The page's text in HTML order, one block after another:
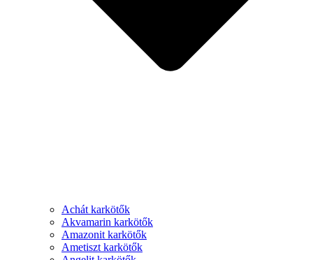
Achát karkötők
Akvamarin karkötők
Amazonit karkötők
Ametiszt karkötők